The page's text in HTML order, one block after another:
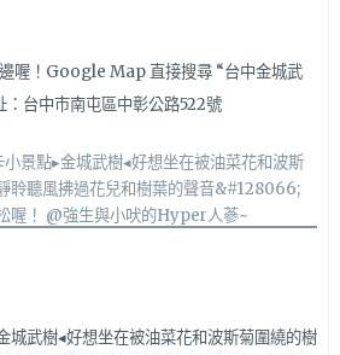
喔！Google Map 直接搜尋 “台中金城武
：台中市南屯區中彰公路522號